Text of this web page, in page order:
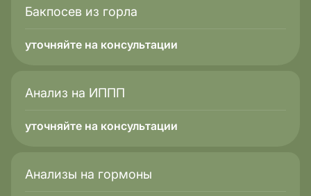
Бакпосев из горла
уточняйте на консультации
Анализ на ИППП
уточняйте на консультации
Анализы на гормоны